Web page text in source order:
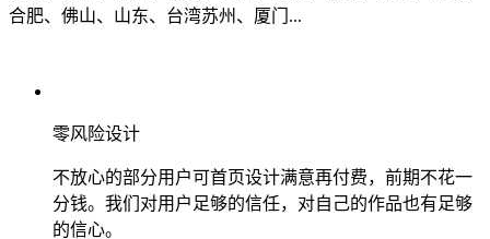
合肥、佛山、山东、台湾苏州、厦门...
零风险设计
不放心的部分用户可首页设计满意再付费，前期不花一
分钱。我们对用户足够的信任，对自己的作品也有足够
的信心。